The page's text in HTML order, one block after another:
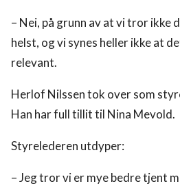
– Nei, på grunn av at vi tror ikke
helst, og vi synes heller ikke at
relevant.
Herlof Nilssen tok over som
Han har full tillit til Nina Mevold.
Styrelederen utdyper:
– Jeg tror vi er mye bedre tjent